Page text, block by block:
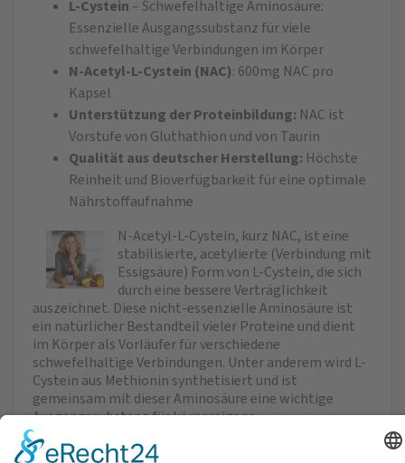
L-Cystein – Schwefelhaltige Aminosäure:
Essenzielle Ausgangssubstanz für viele
schwefelhaltige Verbindungen im Körper
N-Acetyl-L-Cystein (NAC): 600mg NAC pro
Kapsel
Unterstützung der Proteinbildung: NAC ist
Vorstufe von Gluthathion und von Taurin
Qualität aus deutscher Herstellung: Höchste
Reinheit und Bioverfügbarkeit für eine optimale
Nährstoffaufnahme
N-Acetyl-L-Cystein, kurz NAC, ist eine
stabilisierte, acetylierte (Verbindung mit
Essigsäure) Form von L-Cystein, die sich
durch eine bessere Verträglichkeit
auszeichnet. Diese nicht-essenzielle Aminosäure ist
ein natürlicher Bestandteil vieler Proteine und dient
im Körper als Vorläufer für verschiedene
schwefelhaltige Verbindungen. Unter anderem wird L-
Cystein aus Methionin synthetisiert und ist
gemeinsam mit dieser Aminosäure eine wichtige
Ausgangssubstanz für körpereigene
Schwefelverbindungen. Diese spielen eine zentrale
Rolle in der Gewebebildung. Das schwefelhaltige NAC